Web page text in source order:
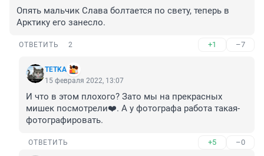
Опять мальчик Слава болтается по свету, теперь в
Арктику его занесло.
ОТВЕТИТЬ 2 +1 –7
TETKA
15 февраля 2022, 13:07
И что в этом плохого? Зато мы на прекрасных
мишек посмотрели❤️. А у фотографа работа такая-
фотографировать.
ОТВЕТИТЬ +5 –0